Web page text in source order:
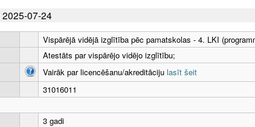
2025-07-24
Vispārējā vidējā izglītība pēc pamatskolas - 4. LKI
Atestāts par vispārējo vidējo izglītību;
Vairāk par licencēšanu/akreditāciju lasīt šeit
31016011
3 gadi